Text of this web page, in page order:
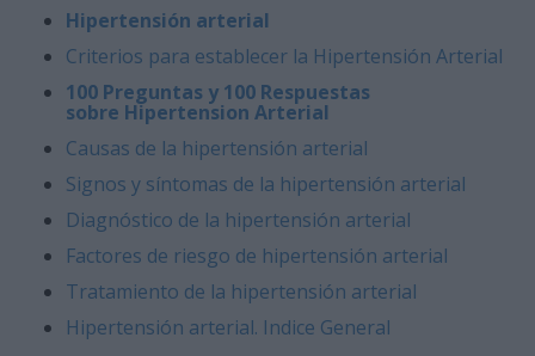
Hipertensión arterial
Criterios para establecer la Hipertensión Arterial
100 Preguntas y 100 Respuestas
sobre Hipertension Arterial
Causas de la hipertensión arterial
Signos y síntomas de la hipertensión arterial
Diagnóstico de la hipertensión arterial
Factores de riesgo de hipertensión arterial
Tratamiento de la hipertensión arterial
Hipertensión arterial. Indice General